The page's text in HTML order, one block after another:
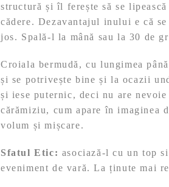
structură și îl ferește să se
cădere. Dezavantajul inului e că
jos. Spală-l la mână sau la 30 de
Croiala bermudă, cu lungimea
și se potrivește bine și la ocazii
și iese puternic, deci nu are
cărămiziu, cum apare în imaginea
volum și mișcare.
Sfatul Etic: asociază-l cu un top
eveniment de vară. La ținute mai